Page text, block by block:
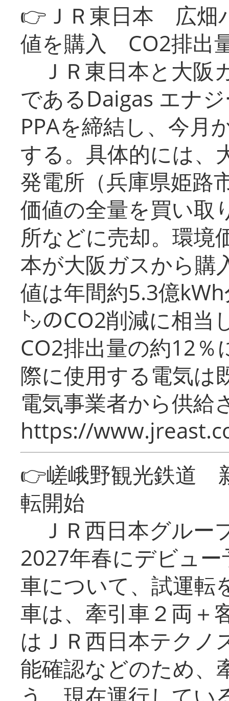
👉ＪＲ東日本 広畑
値を購入 CO2排出
ＪＲ東日本と大阪
であるDaigas エナ
PPAを締結し、今月
する。具体的には、
発電所（兵庫県姫路
価値の全量を買い取
所などに売却。環境
本が大阪ガスから購
値は年間約5.3億
㌧のCO2削減に相当
CO2排出量の約12％
際に使用する電気は
電気事業者から供給
https://
👉嵯峨野観光鉄道
転開始
ＪＲ西日本グルー
2027年春にデビュ
車について、試運転
車は、牽引車２両＋
はＪＲ西日本テクノ
能確認などのため、